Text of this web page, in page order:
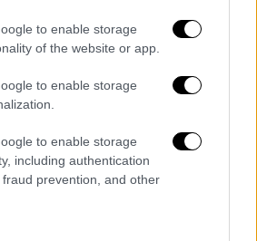
to enable storage
of the website or app.
to enable storage
to enable storage
including authentication
prevention, and other
λέγοντας.
που ακολουθεί ο
μας δείχνει ένα-ένα τα
των bagels και μας
συνοδεύσουμε μεσπιτικό
τα βάλετε στον φούρνο
ώριμα αβοκάντο,